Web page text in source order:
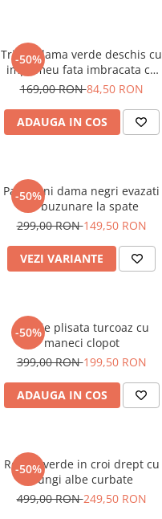
-50%
Tricou dama verde deschis cu
imprimeu fata imbracata cu
alb si inghetata in mana
169,00 RON84,50 RON
ADAUGA IN COS
-50%
Pantaloni dama negri evazati
cu buzunare la spate
299,00 RON149,50 RON
VEZI VARIANTE
-50%
Rochie plisata turcoaz cu
maneci clopot
399,00 RON199,50 RON
ADAUGA IN COS
-50%
Rochie verde in croi drept cu
dungi albe curbate
499,00 RON249,50 RON